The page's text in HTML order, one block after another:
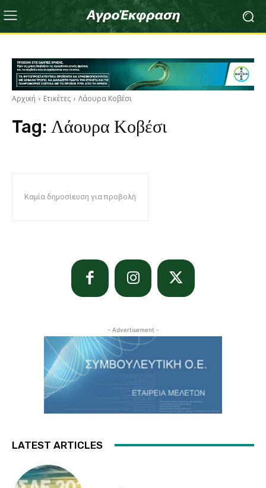
Αρχική Ετικέτες Λάουρα Κοβέσι
Tag: Λάουρα Κοβέσι
Καμία δημοσίευση για προβολή
- Advertisement -
LATEST ARTICLES